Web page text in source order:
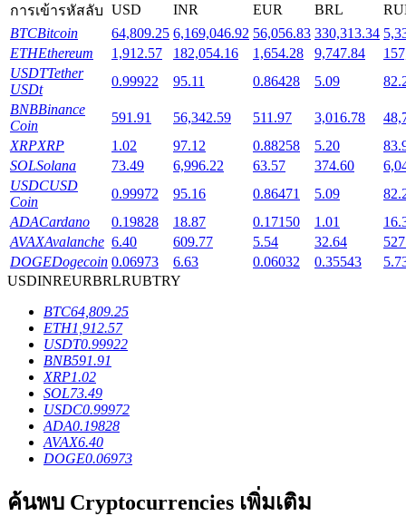
เงินกู้
บริการยืมเงินที่ได้รับการสนับสนุนจาก Crypto
ลงทุนอัตโนมัติ
คว้าผลกำไรระยะยาวและผลประโยชน์ที่ยืดหยุ่น
การเข้ารหัสลับ USD INR EUR BRL
BTCBitcoin 64,809.25 6,169,046.92 56,056.83 330,313.34
ETHEthereum 1,912.57 182,054.16 1,654.28 9,747.84
USDTTether
USDt
0.99922 95.11 0.86428 5.09
BNBBinance
Coin
591.91 56,342.59 511.97 3,016.78
XRPXRP 1.02 97.12 0.88258 5.20
SOLSolana 73.49 6,996.22 63.57 374.60
USDCUSD
Coin
0.99972 95.16 0.86471 5.09
ADACardano 0.19828 18.87 0.17150 1.01
AVAXAvalanche 6.40 609.77 5.54 32.64
DOGEDogecoin 0.06973 6.63 0.06032 0.35543
USDINREURBRLRUBTRY
BTC64,809.25
ETH1,912.57
USDT0.99922
BNB591.91
XRP1.02
SOL73.49
USDC0.99972
ADA0.19828
AVAX6.40
DOGE0.06973
ค้นพบ Cryptocurrencies เพิ่มเติม